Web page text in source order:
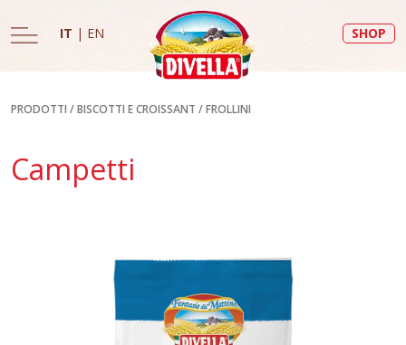
IT | EN SHOP
PRODOTTI /BISCOTTI E CROISSANT /FROLLINI
Campetti